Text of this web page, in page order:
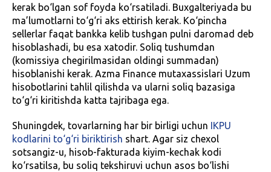
kerak bo‘lgan sof foyda ko‘rsatiladi. Buxgalteriyada bu
ma’lumotlarni to‘g‘ri aks ettirish kerak. Ko‘pincha
sellerlar faqat bankka kelib tushgan pulni daromad deb
hisoblashadi, bu esa xatodir. Soliq tushumdan
(komissiya chegirilmasidan oldingi summadan)
hisoblanishi kerak. Azma Finance mutaxassislari Uzum
hisobotlarini tahlil qilishda va ularni soliq bazasiga
to‘g‘ri kiritishda katta tajribaga ega.
Shuningdek, tovarlarning har bir birligi uchun IKPU
kodlarini to‘g‘ri biriktirish shart. Agar siz chexol
sotsangiz-u, hisob-fakturada kiyim-kechak kodi
ko‘rsatilsa, bu soliq tekshiruvi uchun asos bo‘lishi